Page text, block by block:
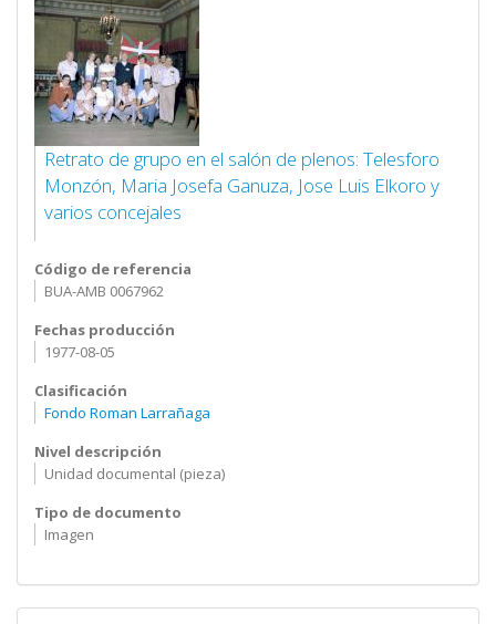
Retrato de grupo en el salón de plenos: Telesforo
Monzón, Maria Josefa Ganuza, Jose Luis Elkoro y
varios concejales
Código de referencia
BUA-AMB 0067962
Fechas producción
1977-08-05
Clasificación
Fondo Roman Larrañaga
Nivel descripción
Unidad documental (pieza)
Tipo de documento
Imagen